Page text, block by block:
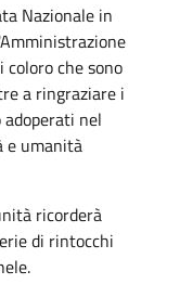
Nazionale in
che sono
a ringraziare i
nel
e umanità
ricorderà
di rintocchi